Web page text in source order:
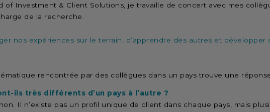
Investment & Client Solutions, je travaille de concert avec mes
de la recherche.
nos expériences sur le terrain, d’apprendre des autres et
rencontrée par des collègues dans un pays trouve une
ils très différents d’un pays à l’autre ?
Il n’existe pas un profil unique de client dans chaque pays, mais